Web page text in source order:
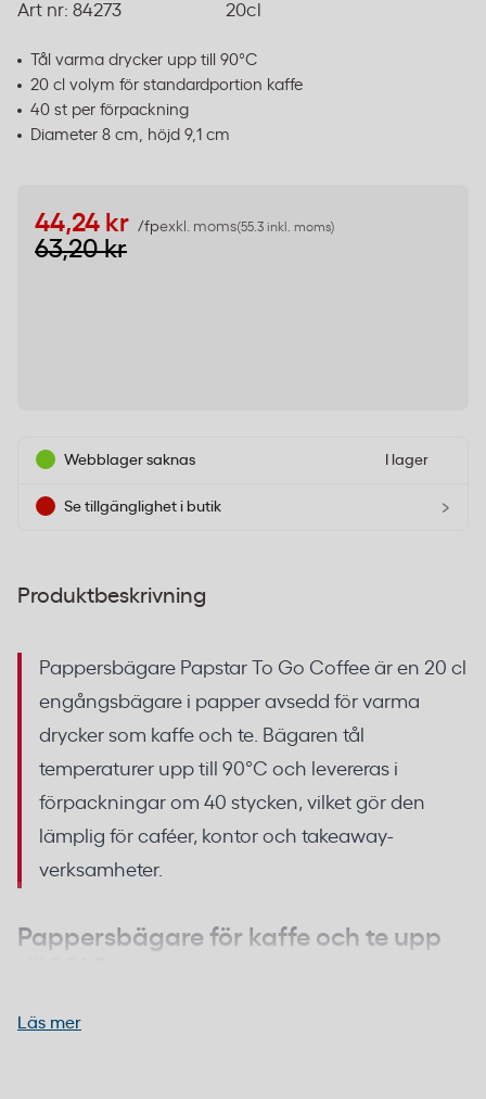
Art nr: 84273 20cl
Tål varma drycker upp till 90°C
20 cl volym för standardportion kaffe
40 st per förpackning
Diameter 8 cm, höjd 9,1 cm
44,24 kr /fp
63,20 kr
exkl. moms(55.3 inkl. moms)
Webblager saknas I lager
Se tillgänglighet i butik ›
Produktbeskrivning
Pappersbägare Papstar To Go Coffee är en 20 cl
engångsbägare i papper avsedd för varma
drycker som kaffe och te. Bägaren tål
temperaturer upp till 90°C och levereras i
förpackningar om 40 stycken, vilket gör den
lämplig för caféer, kontor och takeaway-
verksamheter.
Pappersbägare för kaffe och te upp
Bägaren är konstruerad för att hantera varma
Läs mer